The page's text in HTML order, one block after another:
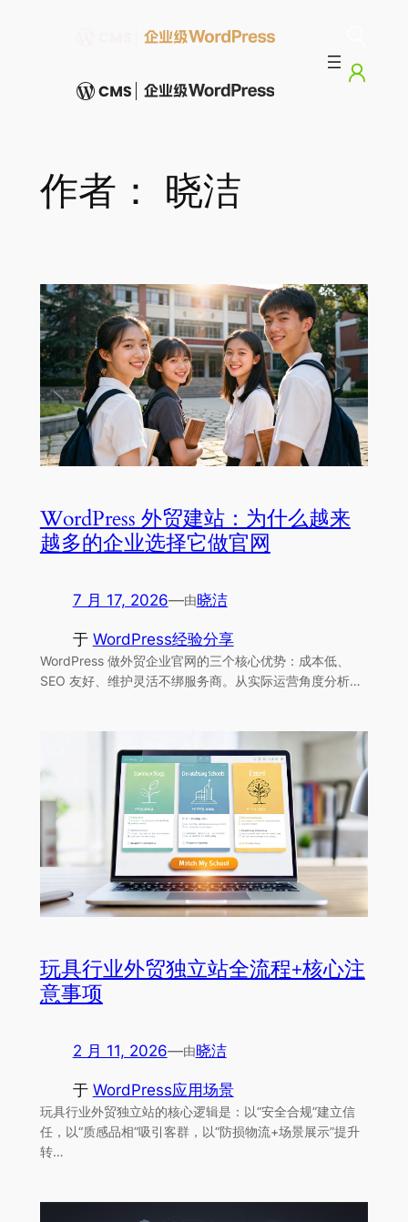
作者： 晓洁
WordPress 外贸建站：为什么越来
越多的企业选择它做官网
7 月 17, 2026—由晓洁
于 WordPress经验分享
WordPress 做外贸企业官网的三个核心优势：成本低、
SEO 友好、维护灵活不绑服务商。从实际运营角度分析…
玩具行业外贸独立站全流程+核心注
意事项
2 月 11, 2026—由晓洁
于 WordPress应用场景
玩具行业外贸独立站的核心逻辑是：以“安全合规”建立信
任，以“质感品相”吸引客群，以“防损物流+场景展示”提升
转…